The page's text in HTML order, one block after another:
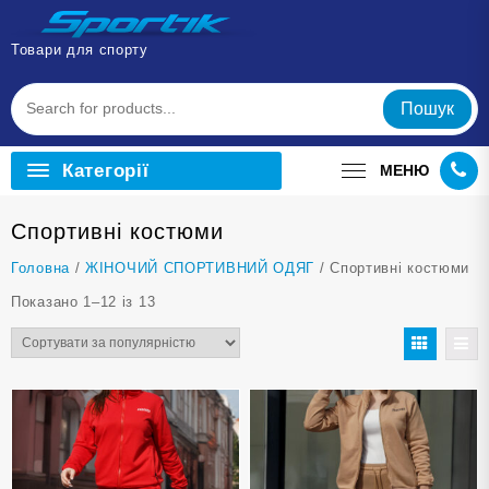
Перейти
вмісту
Товари для спорту
Пошук
Категорії МЕНЮ
Cпортивні костюми
Головна /ЖІНОЧИЙ СПОРТИВНИЙ ОДЯГ / Cпортивні костюми
Показано 1–12 із 13Відсортовано
популярністю